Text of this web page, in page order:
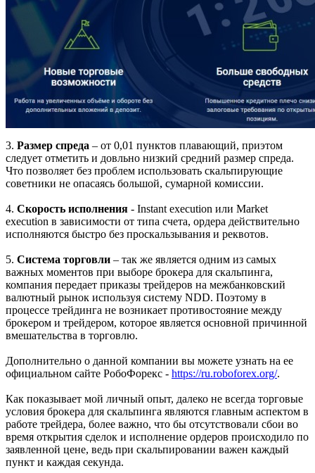
3. Размер спреда – от 0,01 пунктов плавающий, приэтом
следует отметить и довльно низкий средний размер спреда.
Что позволяет без проблем использовать скальпирующие
советники не опасаясь большой, сумарной комиссии.
4. Скорость исполнения - Instant execution или Market
execution в зависимости от типа счета, ордера действительно
исполняются быстро без проскальзывания и реквотов.
5. Система торговли – так же является одним из самых
важных моментов при выборе брокера для скальпинга,
компания передает приказы трейдеров на межбанковский
валютный рынок используя систему NDD. Поэтому в
процессе трейдинга не возникает противостояние между
брокером и трейдером, которое является основной причинной
вмешательства в торговлю.
Дополнительно о данной компании вы можете узнать на ее
официальном сайте РобоФорекс - https://ru.roboforex.org/.
Как показывает мой личный опыт, далеко не всегда торговые
условия брокера для скальпинга являются главным аспектом в
работе трейдера, более важно, что бы отсутствовали сбои во
время открытия сделок и исполнение ордеров происходило по
заявленной цене, ведь при скальпировании важен каждый
пункт и каждая секунда.